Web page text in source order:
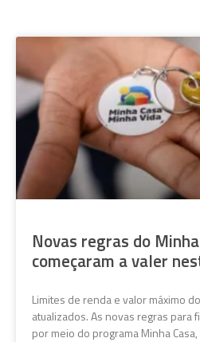
Novas regras do
começaram a valer
Limites de renda e valor máximo
atualizados. As novas regras para
por meio do programa Minha